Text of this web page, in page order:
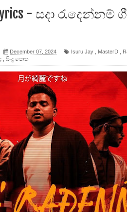
පද පෙළ
Lyrics - සදා
December 07, 2024 Isuru Jay MasterD
සිංදු පොත